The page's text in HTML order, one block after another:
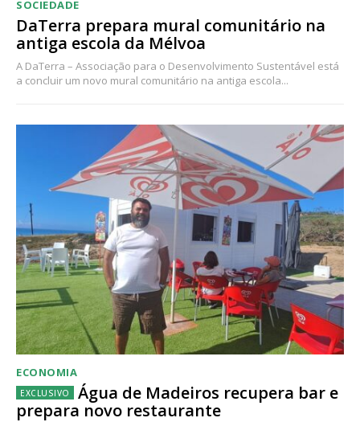
SOCIEDADE
DaTerra prepara mural comunitário na
antiga escola da Mélvoa
A DaTerra – Associação para o Desenvolvimento Sustentável está
a concluir um novo mural comunitário na antiga escola...
ECONOMIA
Água de Madeiros recupera bar e
prepara novo restaurante